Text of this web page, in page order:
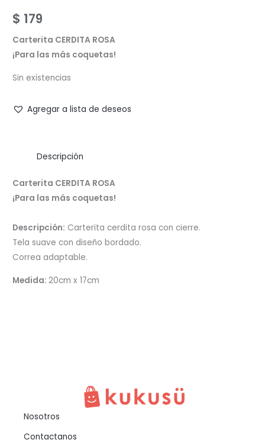
$ 179
Carterita CERDITA ROSA
¡Para las más coquetas!
Sin existencias
Agregar a lista de deseos
Descripción
Carterita CERDITA ROSA
¡Para las más coquetas!
Descripción: Carterita cerdita rosa con cierre.
Tela suave con diseño bordado.
Correa adaptable.
Medida:20cm x 17cm
Nosotros
Contactanos